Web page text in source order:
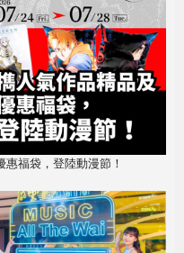
福袋，登陸動漫節！